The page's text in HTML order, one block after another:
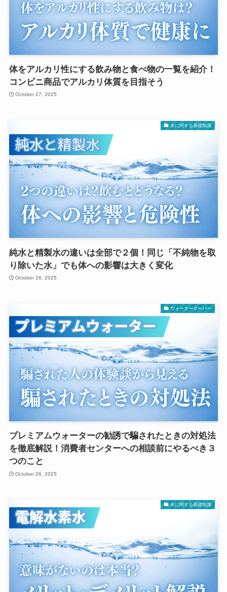
体をアルカリ性にする飲み物と食べ物の一覧を紹介！
コンビニ商品でアルカリ体質を目指そう
October 27, 2025
水に関する基礎知識
純水と精製水の違いは全部で２個！同じ「不純物を取
り除いた水」でも体への影響は大きく変化
October 26, 2025
ウォーターサーバー
プレミアムウォーターの勧誘で騙されたときの対処法
を徹底解説！消費者センターへの相談前にやるべき３
つのこと
October 26, 2025
水に関する基礎知識